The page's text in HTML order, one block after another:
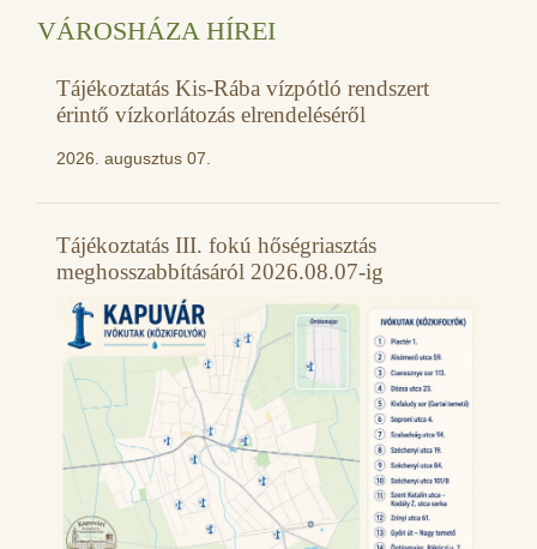
VÁROSHÁZA HÍREI
Tájékoztatás Kis-Rába vízpótló rendszert
érintő vízkorlátozás elrendeléséről
2026. augusztus 07.
Tájékoztatás III. fokú hőségriasztás
meghosszabbításáról 2026.08.07-ig